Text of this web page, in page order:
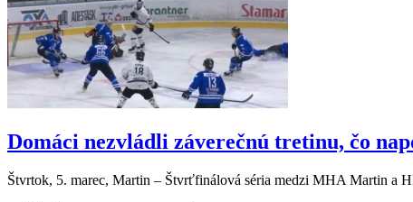
Domáci nezvládli záverečnú tretinu, čo
Štvrtok, 5. marec, Martin – Štvrťfinálová séria medzi MHA Martin a